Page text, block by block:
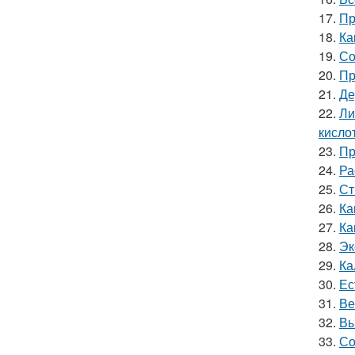
17.
18.
19.
20.
21.
22.
23.
24.
25.
26.
27.
28.
29.
30.
31.
32.
33.